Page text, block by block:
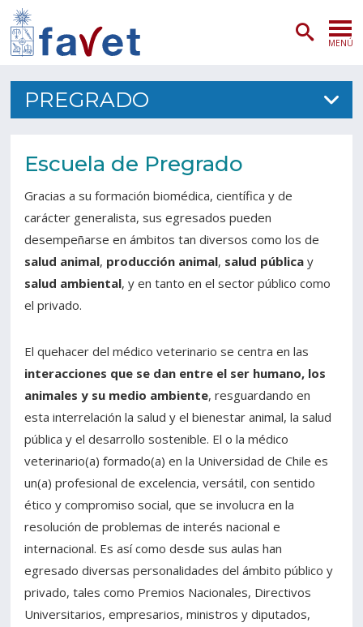
MENÚ
PORTADA
PREGRADO
POSTGRADO
INVESTIGACIÓN
EXTENSIÓN
FACULTAD
Estudiantes
Académicos
Funcionarios
Egresados
PREGRADO
Escuela de Pregrado
Gracias a su formación biomédica, científica y de
carácter generalista, sus egresados pueden
desempeñarse en ámbitos tan diversos como los de
salud animal, producción animal, salud pública y
salud ambiental, y en tanto en el sector público como
el privado.
El quehacer del médico veterinario se centra en las
interacciones que se dan entre el ser humano, los
animales y su medio ambiente, resguardando en
esta interrelación la salud y el bienestar animal, la salud
pública y el desarrollo sostenible. El o la médico
veterinario(a) formado(a) en la Universidad de Chile es
un(a) profesional de excelencia, versátil, con sentido
ético y compromiso social, que se involucra en la
resolución de problemas de interés nacional e
internacional. Es así como desde sus aulas han
egresado diversas personalidades del ámbito público y
privado, tales como Premios Nacionales, Directivos
Universitarios, empresarios, ministros y diputados,